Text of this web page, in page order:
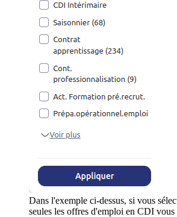
Dans l'exemple ci-dessus, si vous
seules les offres d'emploi en CDI vous